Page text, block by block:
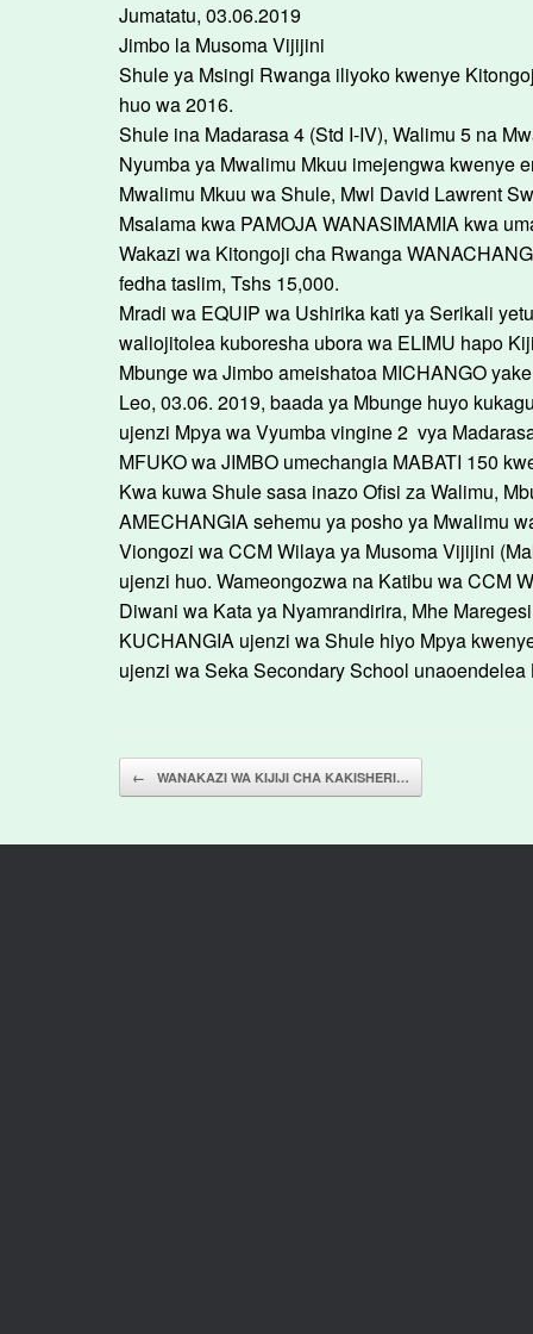
Jumatatu, 03.06.2019
Jimbo la Musoma Vijijini
Shule ya Msingi Rwanga iliyoko kwenye
huo wa 2016.
Shule ina Madarasa 4 (Std I-IV), Walimu 5 na
Nyumba ya Mwalimu Mkuu imejengwa kwenye
Mwalimu Mkuu wa Shule, Mwl David Lawrent
Msalama kwa PAMOJA WANASIMAMIA kwa
Wakazi wa Kitongoji cha Rwanga
fedha taslim, Tshs 15,000.
Mradi wa EQUIP wa Ushirika kati ya Serikali
waliojitolea kuboresha ubora wa ELIMU hapo
Mbunge wa Jimbo ameishatoa MICHANGO
Leo, 03.06. 2019, baada ya Mbunge huyo
ujenzi Mpya wa Vyumba vingine 2 vya
MFUKO wa JIMBO umechangia MABATI 150
Kwa kuwa Shule sasa inazo Ofisi za Walimu,
AMECHANGIA sehemu ya posho ya Mwalimu
Viongozi wa CCM Wilaya ya Musoma Vijijini
ujenzi huo. Wameongozwa na Katibu wa CCM
Diwani wa Kata ya Nyamrandirira, Mhe
KUCHANGIA ujenzi wa Shule hiyo Mpya
ujenzi wa Seka Secondary School
Post navigation
← WANAKAZI WA KIJIJI CHA KAKISHERI…